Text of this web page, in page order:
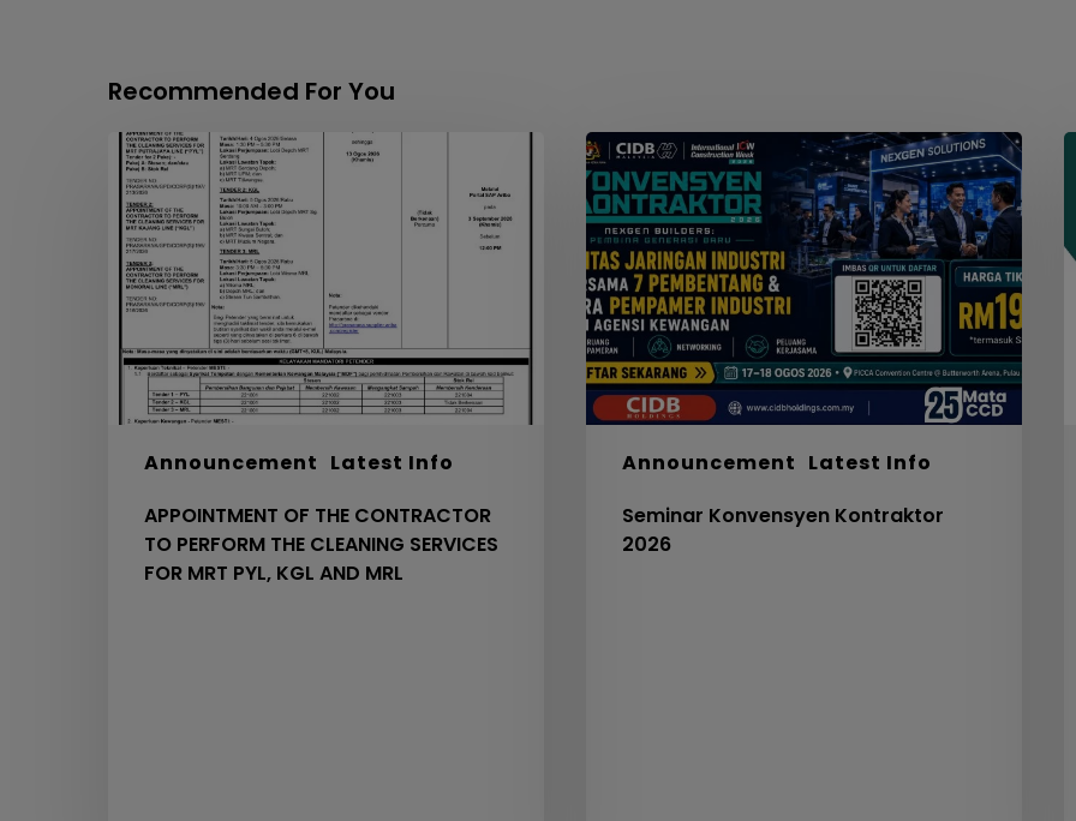
Recommended For You
Announcement Latest Info
APPOINTMENT
OF
THE
CONTRACTOR
TO
PERFORM
THE
CLEANING
SERVICES
MRT
ANDAPPOINTMENT OF THE CONTRACTOR
TO PERFORM THE CLEANING SERVICES
FOR MRT PYL, KGL AND MRL
Announcement Latest Info
Seminar
Konvensyen
Kontraktor
2026
Seminar Konvensyen Kontraktor
2026